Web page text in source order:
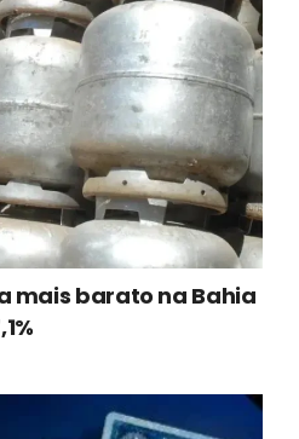
mais barato na Bahia